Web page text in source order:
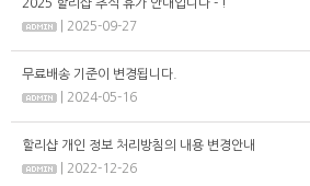
2025 할리샵 추석 휴가 안내입니다 - !
| 2025-09-27
무료배송 기준이 변경됩니다.
| 2024-05-16
할리샵 개인 정보 처리방침의 내용 변경안내
| 2022-12-26